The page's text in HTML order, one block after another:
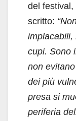
del festival,
scritto:
implacabili,
cupi. Sono
non
dei più
presa si
periferia